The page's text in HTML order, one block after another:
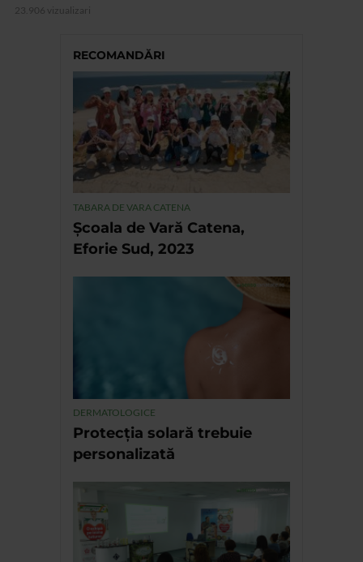
23.906 vizualizari
RECOMANDĂRI
TABARA DE VARA CATENA
Școala de Vară Catena,
Eforie Sud, 2023
DERMATOLOGICE
Protecția solară trebuie
personalizată